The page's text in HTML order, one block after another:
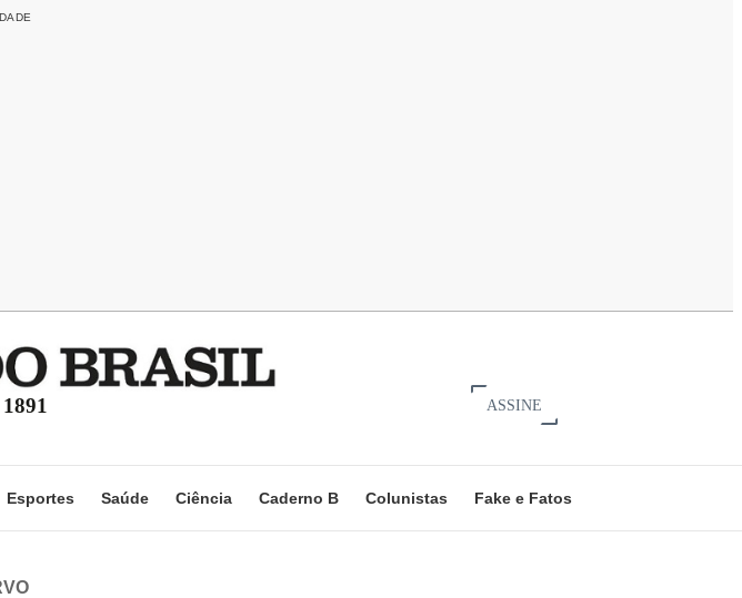
ASSINE
Esportes Saúde Ciência Caderno B Colunistas Fake e Fatos